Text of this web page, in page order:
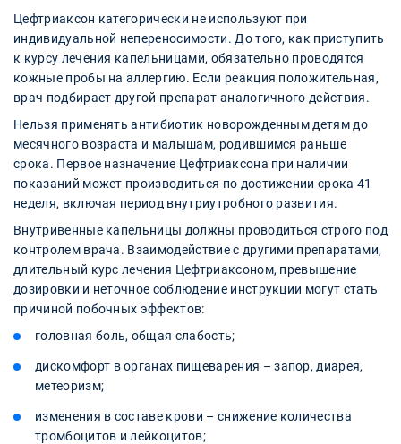
Цефтриаксон категорически не используют при
индивидуальной непереносимости. До того, как приступить
к курсу лечения капельницами, обязательно проводятся
кожные пробы на аллергию. Если реакция положительная,
врач подбирает другой препарат аналогичного действия.
Нельзя применять антибиотик новорожденным детям до
месячного возраста и малышам, родившимся раньше
срока. Первое назначение Цефтриаксона при наличии
показаний может производиться по достижении срока 41
неделя, включая период внутриутробного развития.
Внутривенные капельницы должны проводиться строго под
контролем врача. Взаимодействие с другими препаратами,
длительный курс лечения Цефтриаксоном, превышение
дозировки и неточное соблюдение инструкции могут стать
причиной побочных эффектов:
головная боль, общая слабость;
дискомфорт в органах пищеварения – запор, диарея,
метеоризм;
изменения в составе крови – снижение количества
тромбоцитов и лейкоцитов;